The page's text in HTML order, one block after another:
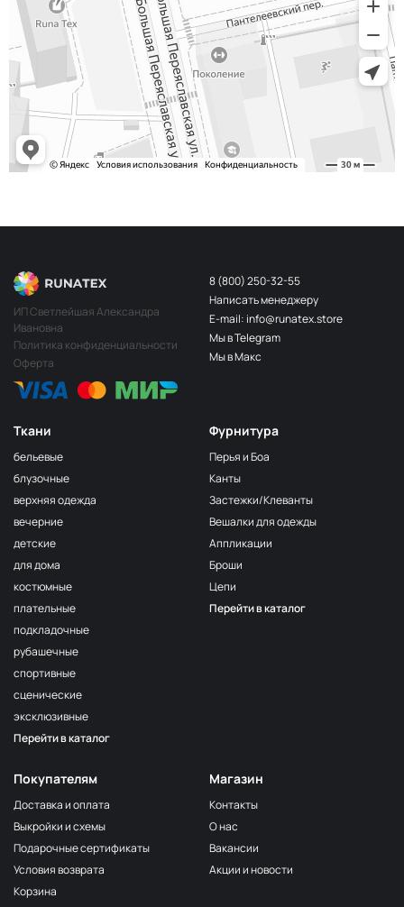
Ткани
бельевые
блузочные
верхняя одежда
вечерние
детские
для дома
костюмные
плательные
подкладочные
рубашечные
спортивные
сценические
эксклюзивные
Перейти в каталог
Фурнитура
Перья и Боа
Канты
Застежки/Клеванты
Вешалки для одежды
Аппликации
Броши
Цепи
Перейти в каталог
Покупателям
Доставка и оплата
Выкройки и схемы
Подарочные сертификаты
Условия возврата
Корзина
Магазин
Контакты
О нас
Вакансии
Акции и новости
ИП Светлейшая Александра
Ивановна
Политика конфиденциальности
Оферта
8 (800) 250-32-55
Написать менеджеру
E-mail: info@runatex.store
Мы в Telegram
Мы в Макс